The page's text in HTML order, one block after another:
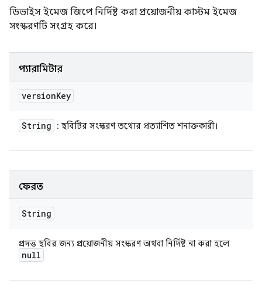
ডিভাইস ইমেজ জিপে নির্দিষ্ট করা প্রয়োজনীয় কাস্টম ইমেজ
সংস্করণটি সংগ্রহ করে।
প্যারামিটার
versionKey
String : ছবিটির সংস্করণ তথ্যের প্রত্যাশিত শনাক্তকারী।
ফেরত
String
প্রদত্ত ছবির জন্য প্রয়োজনীয় সংস্করণ অথবা নির্দিষ্ট না করা হলে
null